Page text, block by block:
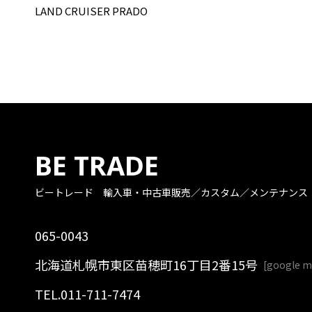
LAND CRUISER PRADO
BE TRADE
ビートレード 輸入車・中古車販売／カスタム／メンテナンス
065-0043
北海道札幌市東区苗穂町16丁目2番15号 [google
TEL.011-711-7474